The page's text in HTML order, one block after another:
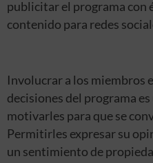
publicitar el programa con
contenido para redes
Involucrar a los miembros
decisiones del programa
motivarles para que se
Permitirles expresar su
un sentimiento de